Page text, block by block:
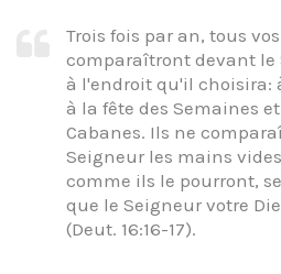
Trois fois par an, tous
comparaîtront devant le
à l'endroit qu'il choisira:
à la fête des Semaines
Cabanes. Ils ne
Seigneur les mains
comme ils le pourront,
que le Seigneur votre
(Deut. 16:16-17).